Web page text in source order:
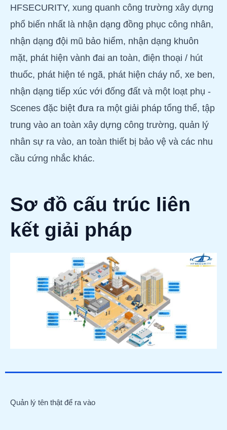
HFSECURITY, xung quanh công trường xây dựng
phổ biến nhất là nhận dạng đồng phục công nhân,
nhận dạng đội mũ bảo hiểm, nhận dạng khuôn
mặt, phát hiện vành đai an toàn, điện thoại / hút
thuốc, phát hiện té ngã, phát hiện cháy nổ, xe ben,
nhận dạng tiếp xúc với đống đất và một loạt phụ -
Scenes đặc biệt đưa ra một giải pháp tổng thể, tập
trung vào an toàn xây dựng công trường, quản lý
nhân sự ra vào, an toàn thiết bị bảo vệ và các nhu
cầu cứng nhắc khác.
Sơ đồ cấu trúc liên
kết giải pháp
Quản lý tên thật để ra vào